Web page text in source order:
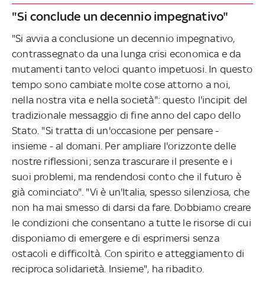
"Si conclude un decennio impegnativo"
"Si avvia a conclusione un decennio impegnativo,
contrassegnato da una lunga crisi economica e da
mutamenti tanto veloci quanto impetuosi. In questo
tempo sono cambiate molte cose attorno a noi,
nella nostra vita e nella società": questo l'incipit del
tradizionale messaggio di fine anno del capo dello
Stato. "Si tratta di un'occasione per pensare -
insieme - al domani. Per ampliare l'orizzonte delle
nostre riflessioni; senza trascurare il presente e i
suoi problemi, ma rendendosi conto che il futuro è
già cominciato". "Vi è un'Italia, spesso silenziosa, che
non ha mai smesso di darsi da fare. Dobbiamo creare
le condizioni che consentano a tutte le risorse di cui
disponiamo di emergere e di esprimersi senza
ostacoli e difficoltà. Con spirito e atteggiamento di
reciproca solidarietà. Insieme", ha ribadito.